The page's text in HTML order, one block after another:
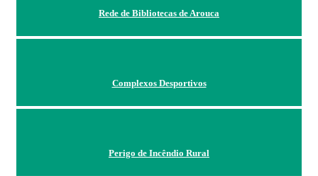
Rede de Bibliotecas de Arouca
Complexos Desportivos
Perigo de Incêndio Rural